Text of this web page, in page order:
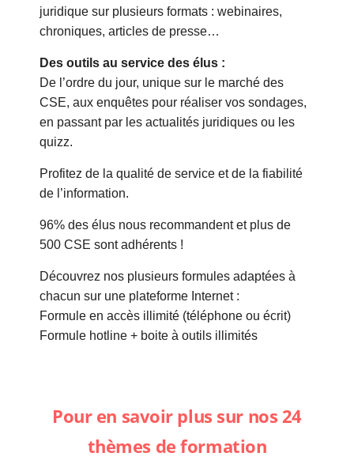
juridique sur plusieurs formats : webinaires,
chroniques, articles de presse…
Des outils au service des élus :
De l’ordre du jour, unique sur le marché des
CSE, aux enquêtes pour réaliser vos sondages,
en passant par les actualités juridiques ou les
quizz.
Profitez de la qualité de service et de la fiabilité
de l’information.
96% des élus nous recommandent et plus de
500 CSE sont adhérents !
Découvrez nos plusieurs formules adaptées à
chacun sur une plateforme Internet :
Formule en accès illimité (téléphone ou écrit)
Formule hotline + boite à outils illimités
Pour en savoir plus sur nos 24
thèmes de formation